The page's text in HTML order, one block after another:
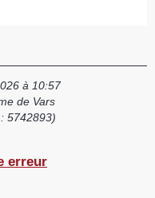
à 10:57
de Vars
5742893)
erreur